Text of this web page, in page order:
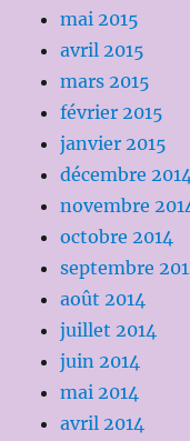
mai 2015
avril 2015
mars 2015
février 2015
janvier 2015
décembre 2014
novembre
octobre 2014
septembre
août 2014
juillet 2014
juin 2014
mai 2014
avril 2014